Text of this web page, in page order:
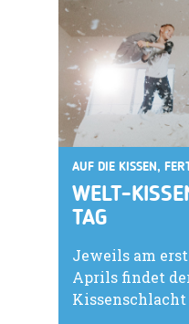
AUF DIE KISSEN,
WELT-
TAG
Jeweils am
Aprils findet